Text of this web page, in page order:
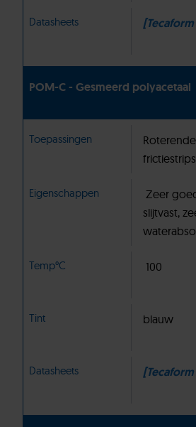
Datasheets
POM-C - Gesmeerd polyacetaal
Toepassingen
Eigenschappen
Zeer
slijtvast,
Temp°C 100
Tint blauw
Datasheets